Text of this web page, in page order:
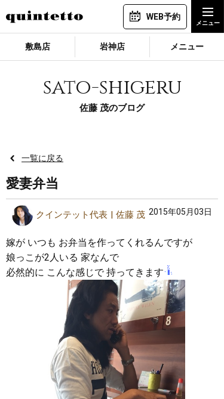
WEB予約
敷島店 岩神店 メニュー
sato-shigeru
佐藤 茂のブログ
一覧に戻る
愛妻弁当
クインテット代表 佐藤 茂 2015年05月03日
嫁が いつも お弁当を作ってくれるんですが
娘っこが2人いる 家なんで
必然的に こんな感じで 持ってきます